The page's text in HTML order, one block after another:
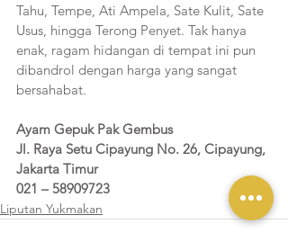
Tahu, Tempe, Ati Ampela, Sate Kulit, Sate
Usus, hingga Terong Penyet. Tak hanya
enak, ragam hidangan di tempat ini pun
dibandrol dengan harga yang sangat
bersahabat.
Ayam Gepuk Pak Gembus
Jl. Raya Setu Cipayung No. 26, Cipayung,
Jakarta Timur
021 – 58909723
Liputan Yukmakan